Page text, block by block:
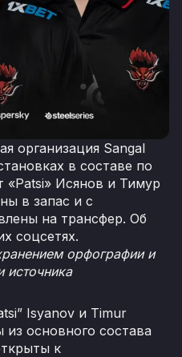
организация Sangal
в составе по
Исянов и Тимур
в запас и с
на трансфер. Об
соцсетях.
орфографии и
источника
Isyanov и Timur
из основного состава
к